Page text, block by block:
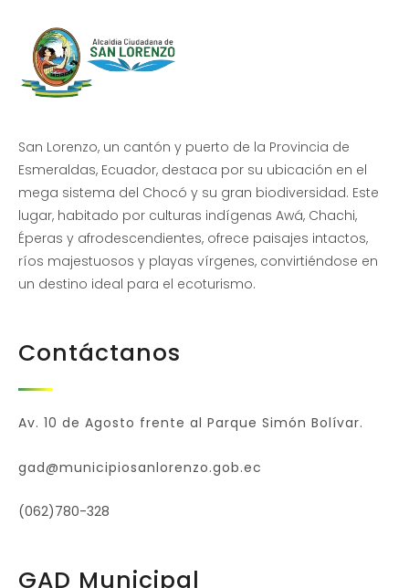
San Lorenzo, un cantón y puerto de la Provincia de
Esmeraldas, Ecuador, destaca por su ubicación en el
mega sistema del Chocó y su gran biodiversidad. Este
lugar, habitado por culturas indígenas Awá, Chachi,
Éperas y afrodescendientes, ofrece paisajes intactos,
ríos majestuosos y playas vírgenes, convirtiéndose en
un destino ideal para el ecoturismo.
Contáctanos
Av. 10 de Agosto frente al Parque Simón Bolívar.
gad@municipiosanlorenzo.gob.ec
(062)780-328
GAD Municipal